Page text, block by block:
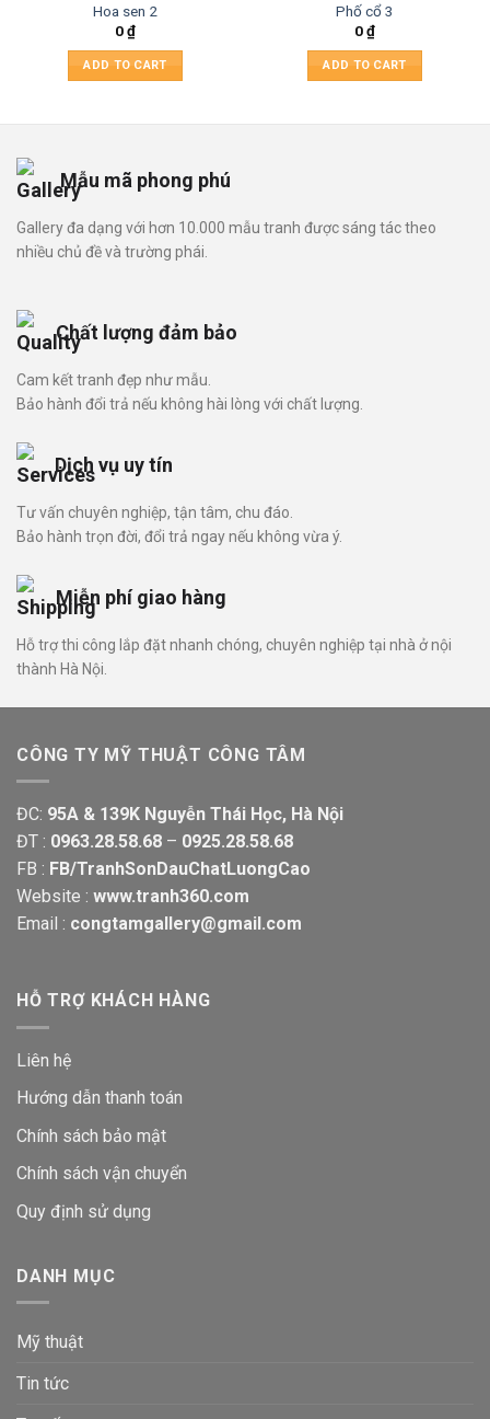
Hoa sen 2
0₫
ADD TO CART
Phố cổ 3
0₫
ADD TO CART
Mẫu mã phong phú
Gallery đa dạng với hơn 10.000 mẫu tranh được sáng tác theo
nhiều chủ đề và trường phái.
Chất lượng đảm bảo
Cam kết tranh đẹp như mẫu.
Bảo hành đổi trả nếu không hài lòng với chất lượng.
Dịch vụ uy tín
Tư vấn chuyên nghiệp, tận tâm, chu đáo.
Bảo hành trọn đời, đổi trả ngay nếu không vừa ý.
Miễn phí giao hàng
Hỗ trợ thi công lắp đặt nhanh chóng, chuyên nghiệp tại nhà ở nội
thành Hà Nội.
CÔNG TY MỸ THUẬT CÔNG TÂM
ĐC: 95A & 139K Nguyễn Thái Học, Hà Nội
ĐT : 0963.28.58.68 – 0925.28.58.68
FB : FB/TranhSonDauChatLuongCao
Website : www.tranh360.com
Email : congtamgallery@gmail.com
HỖ TRỢ KHÁCH HÀNG
Liên hệ
Hướng dẫn thanh toán
Chính sách bảo mật
Chính sách vận chuyển
Quy định sử dụng
DANH MỤC
Mỹ thuật
Tin tức